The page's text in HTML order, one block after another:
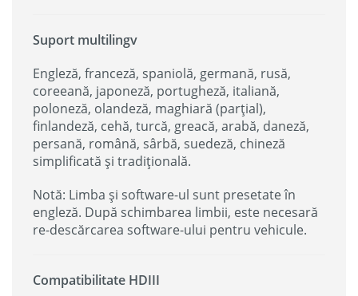
Suport multilingv
Engleză, franceză, spaniolă, germană, rusă,
coreeană, japoneză, portugheză, italiană,
poloneză, olandeză, maghiară (parțial),
finlandeză, cehă, turcă, greacă, arabă, daneză,
persană, română, sârbă, suedeză, chineză
simplificată și tradițională.
Notă: Limba și software-ul sunt presetate în
engleză. După schimbarea limbii, este necesară
re-descărcarea software-ului pentru vehicule.
Compatibilitate HDIII